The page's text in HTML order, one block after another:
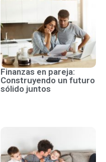
Finanzas en pareja:
Construyendo un futuro
sólido juntos